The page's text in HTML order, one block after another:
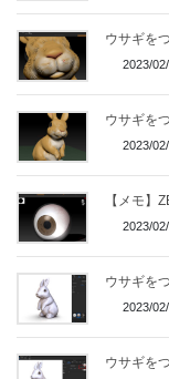
ウサギを
2023/
ウサギを
2023/
【メモ】
2023/
ウサギを
2023/
ウサギを